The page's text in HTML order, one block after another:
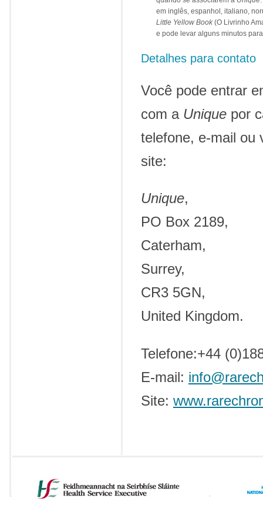
em inglês, espanhol, italiano,
Little Yellow Book(O Livrinho
e pode levar alguns minutos
Detalhes para contato
Você pode entrar
com a Uniquepor
telefone, e-mail ou
site:
Unique,
PO Box 2189,
Caterham,
Surrey,
CR3 5GN,
United Kingdom.
Telefone:+44
E-mail:
Site: